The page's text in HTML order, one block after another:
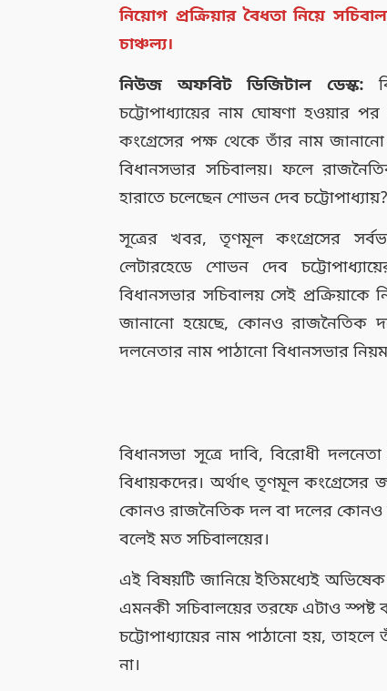
নিয়োগ প্রক্রিয়ার বৈধতা নিয়ে
চাঞ্চল্য।
নিউজ অফবিট ডিজিটাল ডেস্ক:
চট্টোপাধ্যায়ের নাম ঘোষণা হওয়ার
কংগ্রেসের পক্ষ থেকে তাঁর নাম জানানো
বিধানসভার সচিবালয়। ফলে
হারাতে চলেছেন শোভন দেব চট্টোপাধ্যায়?
সূত্রের খবর, তৃণমূল কংগ্রেসের
লেটারহেডে শোভন দেব
বিধানসভার সচিবালয় সেই প্রক্রিয়াকে
জানানো হয়েছে, কোনও রাজনৈতিক
দলনেতার নাম পাঠানো বিধানসভার
বিধানসভা সূত্রে দাবি, বিরোধী
বিধায়কদের। অর্থাৎ তৃণমূল কংগ্রেসের
কোনও রাজনৈতিক দল বা দলের কোনও
বলেই মত সচিবালয়ের।
এই বিষয়টি জানিয়ে ইতিমধ্যেই অভিষেক
এমনকী সচিবালয়ের তরফে এটাও স্পষ্ট
চট্টোপাধ্যায়ের নাম পাঠানো হয়, তাহলে
না।